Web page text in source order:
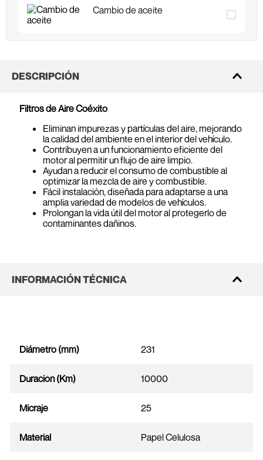
Cambio de aceite
DESCRIPCIÓN
Filtros de Aire Coéxito
Eliminan impurezas y partículas del aire, mejorando
la calidad del ambiente en el interior del vehículo.
Contribuyen a un funcionamiento eficiente del
motor al permitir un flujo de aire limpio.
Ayudan a reducir el consumo de combustible al
optimizar la mezcla de aire y combustible.
Fácil instalación, diseñada para adaptarse a una
amplia variedad de modelos de vehículos.
Prolongan la vida útil del motor al protegerlo de
contaminantes dañinos.
INFORMACIÓN TÉCNICA
Diámetro (mm) 231
Duración (Km) 10000
Micraje 25
Material Papel Celulosa